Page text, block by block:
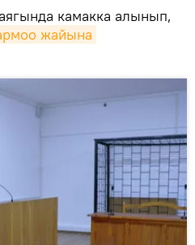
камакка алынып,
жайына